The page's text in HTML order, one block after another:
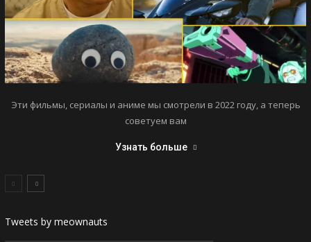
Эти фильмы, сериалы и аниме мы смотрели в 2022 году, а теперь
советуем вам
Узнать больше
Tweets by meownauts